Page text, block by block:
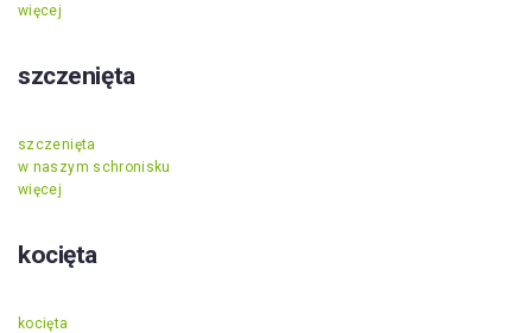
więcej
szczenięta
szczenięta
w naszym schronisku
więcej
kocięta
kocięta